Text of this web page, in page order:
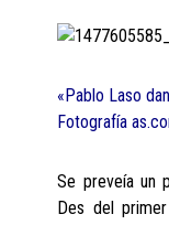
«Pablo Laso
Fotografía
Se preveía un
Des del